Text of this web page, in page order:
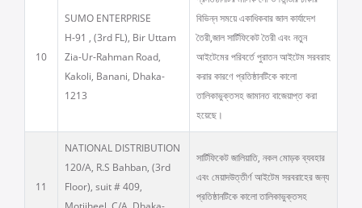
10
SUMO ENTERPRISE
H-91 , (3rd FL), Bir Uttam
Zia-Ur-Rahman Road,
Kakoli, Banani, Dhaka-
1213
বিভিন্ন সময়ে একাধিকবার জাল কার্যাদেশ
তৈরী,জাল সার্টিফিকেট তৈরী এবং নতুন
আইটেমের পরিবর্তে পুরাতন আইটেম সরবরাহ
করার কারণে প্রতিষ্ঠানটিকে কালো
তালিকাভুক্তসহ জামানত বাজেয়াপ্ত করা
হয়েছে।
11
NATIONAL DISTRIBUTION
120/A, R.S Bahban, (3rd
Floor), suit # 409,
সার্টিফিকেট জালিয়াতি, নকল মোড়ক ব্যবহার
এবং মেয়াদউত্তীর্ণ আইটেম সরবরাহের জন্য
প্রতিষ্ঠানটিকে কালো তালিকাভুক্তসহ